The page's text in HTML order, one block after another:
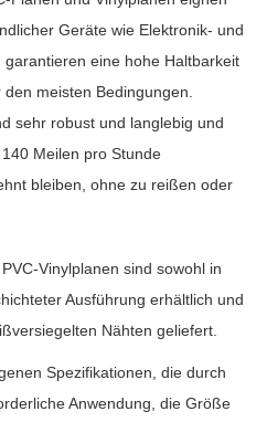
Geräte wie Elektronik- und
eine hohe Haltbarkeit
meisten Bedingungen.
sehr robust und langlebig und
Meilen pro Stunde
bleiben, ohne zu reißen oder
Vinylplanen sind sowohl in
Ausführung erhältlich und
Nähten geliefert.
Spezifikationen, die durch
Anwendung, die Größe